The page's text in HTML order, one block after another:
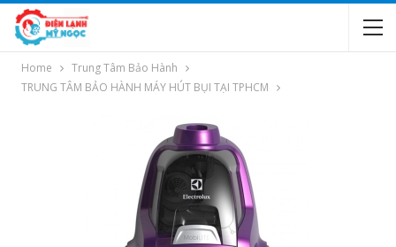
Home
Trung Tâm Bảo Hành
TRUNG TÂM BẢO HÀNH MÁY HÚT BỤI TẠI TPHCM